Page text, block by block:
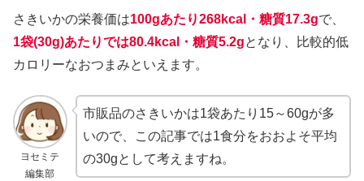
さきいかの栄養価は100gあたり268kcal・糖質17.3gで、
1袋(30g)あたりでは80.4kcal・糖質5.2gとなり、比較的低
カロリーなおつまみといえます。
ヨセミテ
編集部
市販品のさきいかは1袋あたり15～60gが多
いので、この記事では1食分をおおよそ平均
の30gとして考えますね。